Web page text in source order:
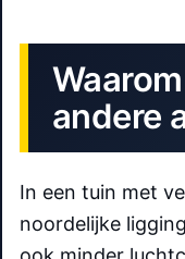
andere
In een tuin met
noordelijke